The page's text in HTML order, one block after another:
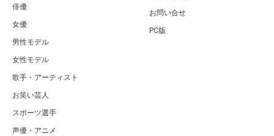
俳優
女優
男性モデル
女性モデル
歌手・アーティスト
お笑い芸人
スポーツ選手
声優・アニメ
お問い合せ
PC版